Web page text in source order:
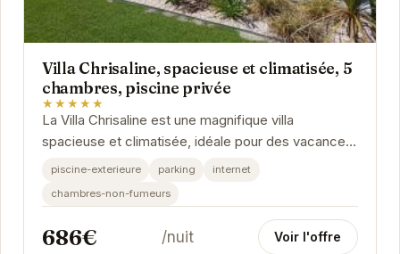
Villa Chrisaline, spacieuse et climatisée, 5
chambres, piscine privée
★★★★★
La Villa Chrisaline est une magnifique villa
spacieuse et climatisée, idéale pour des vacances
en famille ou entre amis. Avec ses 5 chambres,
piscine-exterieure parking
internet
chambres-non-fumeurs
686€ /nuit Voir l'offre